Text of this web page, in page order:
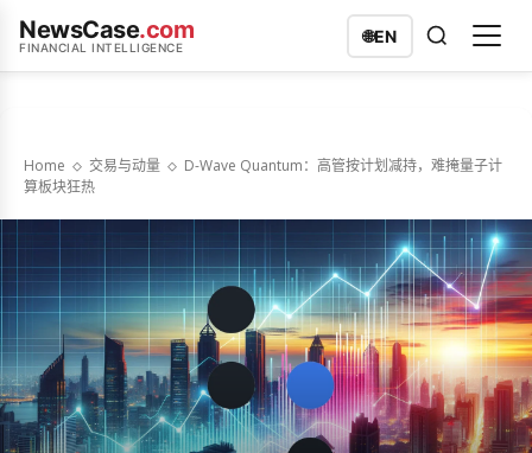
NewsCase.com
FINANCIAL INTELLIGENCE
🌐EN
Home 交易与动量
D-Wave Quantum：高管按计划减持，难掩量子计
算板块狂热